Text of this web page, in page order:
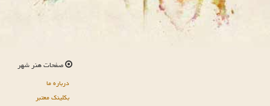
صفحات هنر شهر
درباره ما
بکلینک معتبر